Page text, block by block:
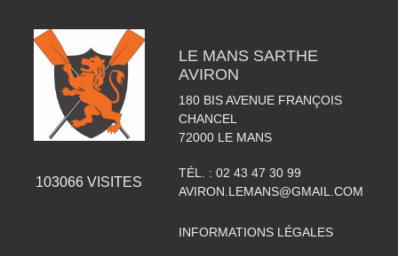
103066 VISITES
LE MANS SARTHE
AVIRON
180 BIS AVENUE FRANÇOIS
CHANCEL
72000 LE MANS
TÉL. : 02 43 47 30 99
AVIRON.LEMANS@GMAIL.COM
INFORMATIONS LÉGALES